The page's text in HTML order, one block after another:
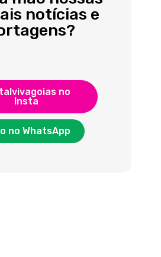
notícias e
no
Insta
no WhatsApp